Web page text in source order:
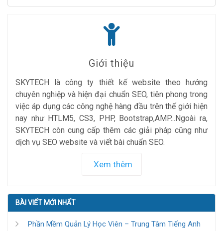
Giới thiệu
SKYTECH là công ty thiết kế website theo hướng
chuyên nghiệp và hiện đại chuẩn SEO, tiên phong trong
việc áp dụng các công nghệ hàng đầu trên thế giới hiện
nay như HTLM5, CS3, PHP, Bootstrap,AMP...Ngoài ra,
SKYTECH còn cung cấp thêm các giải pháp cũng như
dịch vụ SEO website và viết bài chuẩn SEO.
Xem thêm
BÀI VIẾT MỚI NHẤT
Phần Mềm Quản Lý Học Viên – Trung Tâm Tiếng Anh